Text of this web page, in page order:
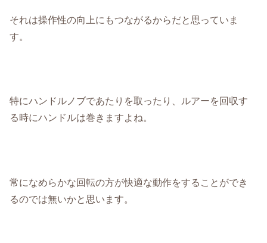
それは操作性の向上にもつながるからだと思っていま
す。
特にハンドルノブであたりを取ったり、ルアーを回収す
る時にハンドルは巻きますよね。
常になめらかな回転の方が快適な動作をすることができ
るのでは無いかと思います。